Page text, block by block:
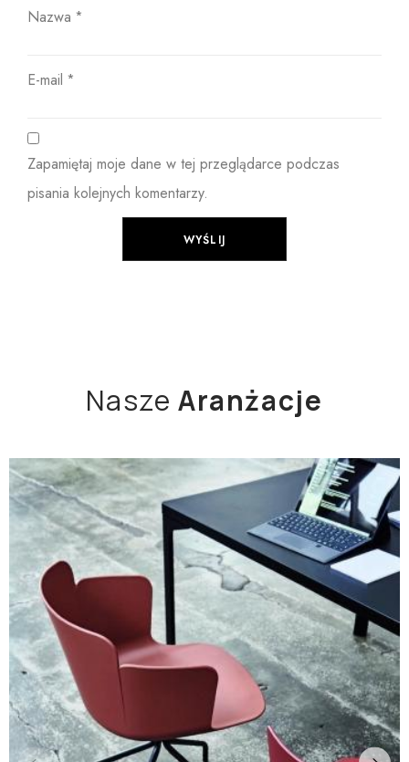
Nazwa *
E-mail *
Zapamiętaj moje dane w tej przeglądarce podczas
pisania kolejnych komentarzy.
NaszeAranżacje